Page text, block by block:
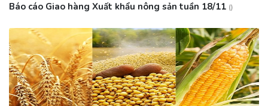
Báo cáo Giao hàng Xuất khẩu nông sản tuần 18/11 ()